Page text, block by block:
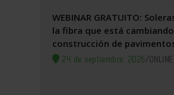
WEBINAR GRATUITO:
la fibra que está
construcción de
24 de septiembre, 2026/ONLINE